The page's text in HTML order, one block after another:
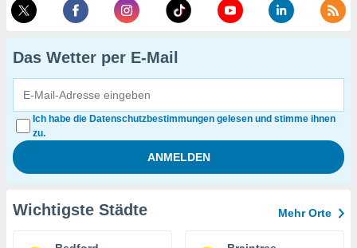
Das Wetter per E-Mail
Ich habe die Datenschutzbestimmungen gelesen und stimme ihnen
zu.
Wichtigste Städte Mehr Orte